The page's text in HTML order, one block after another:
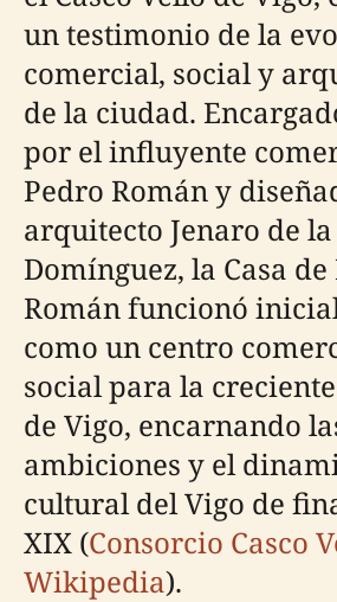
un testimonio de la
comercial, social y
de la ciudad.
por el influyente
Pedro Román y
arquitecto Jenaro de
Domínguez, la Casa de
Román funcionó
como un centro
social para la
de Vigo, encarnando
ambiciones y el
cultural del Vigo de
XIX (Consorcio Casco
Wikipedia).